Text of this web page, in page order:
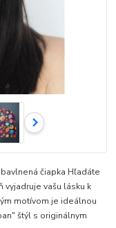
čiapka Hľadáte
vyjadruje vašu lásku k
motívom je ideálnou
štýl s originálnym